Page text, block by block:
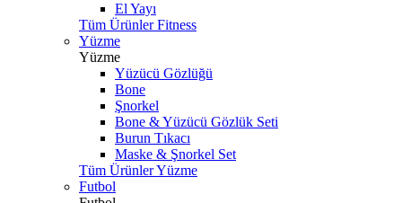
El Yayı
Tüm Ürünler Fitness
Yüzme
Yüzme
Yüzücü Gözlüğü
Bone
Şnorkel
Bone & Yüzücü Gözlük Seti
Burun Tıkacı
Maske & Şnorkel Set
Tüm Ürünler Yüzme
Futbol